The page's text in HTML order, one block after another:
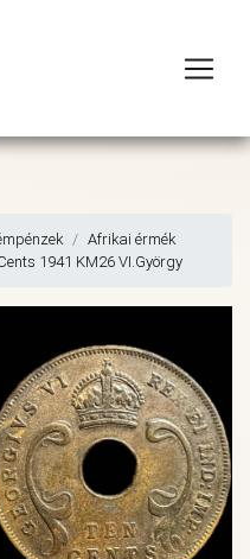
Afrikai érmék
1941 KM26 VI.György